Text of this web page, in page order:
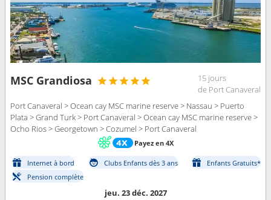
MSC Grandiosa
15 jours
de Port Canaveral
Port Canaveral > Ocean cay MSC marine reserve > Nassau > Puerto
Plata > Grand Turk > Port Canaveral > Ocean cay MSC marine reserve >
Ocho Rios > Georgetown > Cozumel > Port Canaveral
Payez en 4X
Internet à bord Clubs Enfants dès 3 ans
Enfants Gratuits*
Pension complète
jeu. 23 déc. 2027